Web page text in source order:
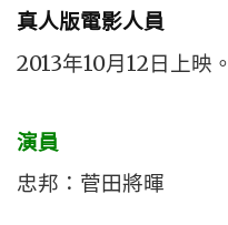
真人版電影人員
2013年10月12日上映。
演員
忠邦：菅田將暉